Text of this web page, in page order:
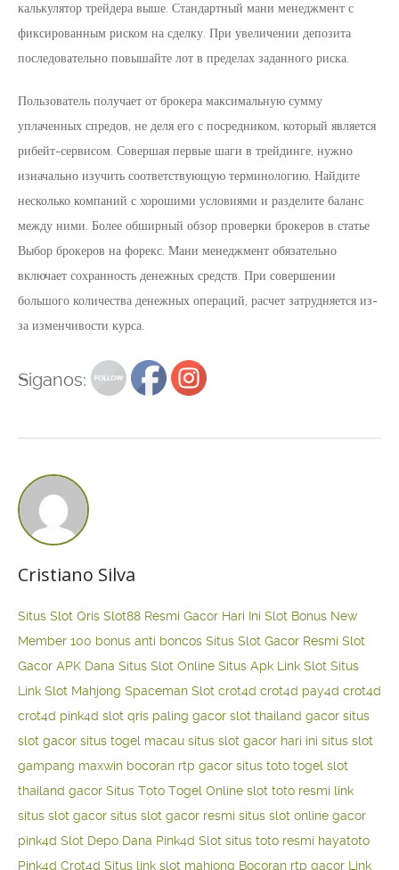
калькулятор трейдера выше. Стандартный мани менеджмент с
фиксированным риском на сделку. При увеличении депозита
последовательно повышайте лот в пределах заданного риска.
Пользователь получает от брокера максимальную сумму
уплаченных спредов, не деля его с посредником, который является
рибейт-сервисом. Совершая первые шаги в трейдинге, нужно
изначально изучить соответствующую терминологию. Найдите
несколько компаний с хорошими условиями и разделите баланс
между ними. Более обширный обзор проверки брокеров в статье
Выбор брокеров на форекс. Мани менеджмент обязательно
включает сохранность денежных средств. При совершении
большого количества денежных операций, расчет затрудняется из-
за изменчивости курса.
Siganos:
Cristiano Silva
Situs Slot Qris Slot88 Resmi Gacor Hari Ini Slot Bonus New
Member 100 bonus anti boncos Situs Slot Gacor Resmi Slot
Gacor APK Dana Situs Slot Online Situs Apk Link Slot Situs
Link Slot Mahjong Spaceman Slot crot4d crot4d pay4d crot4d
crot4d pink4d slot qris paling gacor slot thailand gacor situs
slot gacor situs togel macau situs slot gacor hari ini situs slot
gampang maxwin bocoran rtp gacor situs toto togel slot
thailand gacor Situs Toto Togel Online slot toto resmi link
situs slot gacor situs slot gacor resmi situs slot online gacor
pink4d Slot Depo Dana Pink4d Slot situs toto resmi hayatoto
Pink4d Crot4d Situs link slot mahjong Bocoran rtp gacor Link